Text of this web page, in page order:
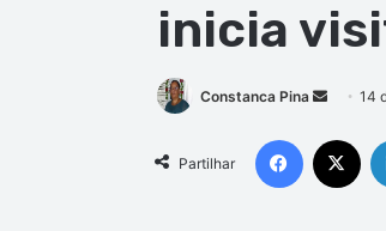
inicia
Constanca Pina
Mande
e-
mail
14
Partilhar
Facebook